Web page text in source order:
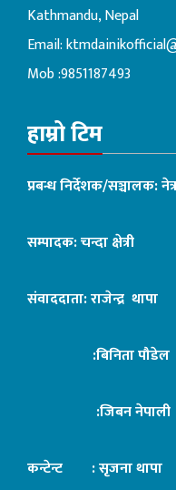
Kathmandu, Nepal
Email:
Mob :9851187493
हाम्रो टिम
प्रबन्ध निर्देशक/सञ्चालक: नेत्र
सम्पादक: चन्दा क्षेत्री
संवाददाता: राजेन्द्र थापा
:बिनिता पौडेल
:जिबन नेपाली
कन्टेन्ट : सृजना थापा